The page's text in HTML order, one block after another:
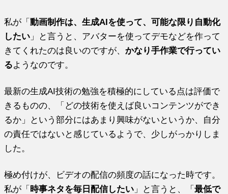
私が「動画制作は、生成AIを使って、可能な限り自動化
したい 」と言うと、アバターを使ってデモなどを作って
きてくれたのは良いのですが、かなり手作業で行ってい
るようなのです。
最新の生成AI技術の勉強を積極的にしている点は評価で
きるものの、「どの技術を使えば良いコンテンツができ
るか」という部分にはあまり興味がないというか、自分
の責任ではないと感じているようで、少しがっかりしま
した。
極め付けが、ビデオの配信の頻度の話になった時です。
私が「 時事ネタを毎日配信したい 」と言うと、「最低で